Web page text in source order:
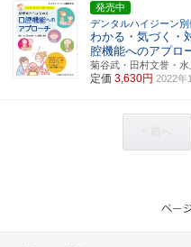
発売中
デンタルハイジーン別
わかる・気づく・
腔機能へのアプロ
菊谷武・田村文誉・
定価 3,630円 2022年